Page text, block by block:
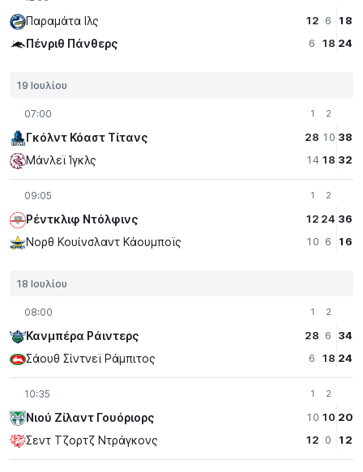
Παραμάτα Iλς
Πένριθ Πάνθερς
12
6
6
18
18
24
19 Ιουλίου
07:00
Γκόλντ Κόαστ Τίτανς
Μάνλεϊ Ίγκλς
1
28
14
2
10
18
38
32
09:05
Ρέντκλιφ Ντόλφινς
Νορθ Κουίνσλαντ Κάουμποϊς
1
12
10
2
24
6
36
16
18 Ιουλίου
08:00
Κανμπέρα Ράιντερς
Σάουθ Σίντνεϊ Ράμπιτος
1
28
6
2
6
18
34
24
10:35
Νιού Ζίλαντ Γουόριορς
Σεντ Τζορτζ Ντράγκονς
1
10
12
2
10
0
20
12